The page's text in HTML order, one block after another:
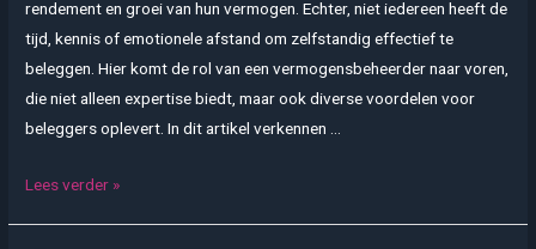
rendement en groei van hun vermogen. Echter, niet iedereen heeft de
tijd, kennis of emotionele afstand om zelfstandig effectief te
beleggen. Hier komt de rol van een vermogensbeheerder naar voren,
die niet alleen expertise biedt, maar ook diverse voordelen voor
beleggers oplevert. In dit artikel verkennen …
Beleggen
Lees verder »